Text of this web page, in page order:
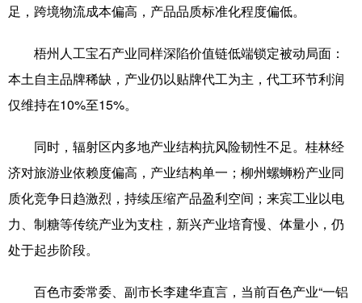
足，跨境物流成本偏高，产品品质标准化程度偏低。
梧州人工宝石产业同样深陷价值链低端锁定被动局面：
本土自主品牌稀缺，产业仍以贴牌代工为主，代工环节利润
仅维持在10%至15%。
同时，辐射区内多地产业结构抗风险韧性不足。桂林经
济对旅游业依赖度偏高，产业结构单一；柳州螺蛳粉产业同
质化竞争日趋激烈，持续压缩产品盈利空间；来宾工业以电
力、制糖等传统产业为支柱，新兴产业培育慢、体量小，仍
处于起步阶段。
百色市委常委、副市长李建华直言，当前百色产业“一铝